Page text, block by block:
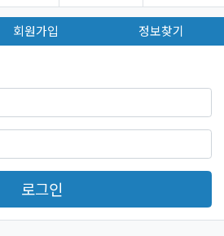
회원가입 정보찾기
로그인